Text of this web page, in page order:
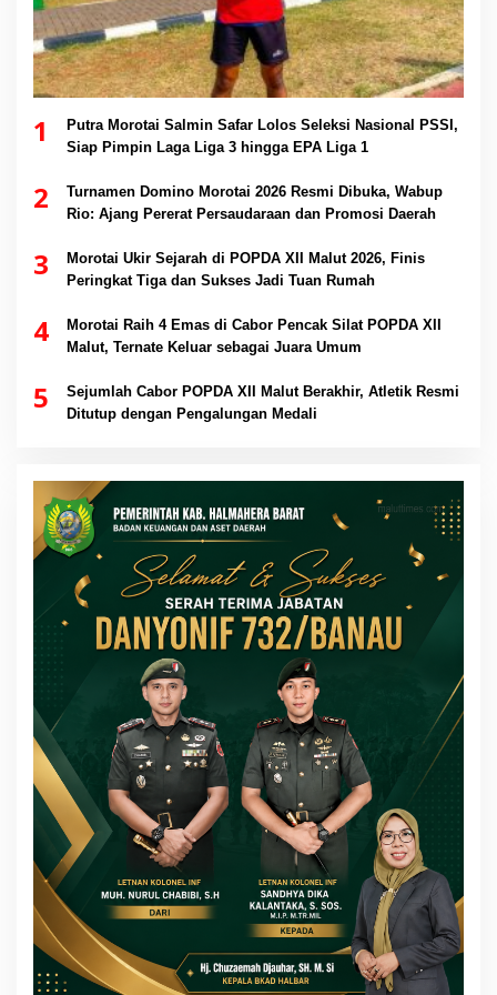
1
Putra Morotai Salmin Safar Lolos Seleksi Nasional PSSI,
Siap Pimpin Laga Liga 3 hingga EPA Liga 1
2
Turnamen Domino Morotai 2026 Resmi Dibuka, Wabup
Rio: Ajang Pererat Persaudaraan dan Promosi Daerah
3
Morotai Ukir Sejarah di POPDA XII Malut 2026, Finis
Peringkat Tiga dan Sukses Jadi Tuan Rumah
4
Morotai Raih 4 Emas di Cabor Pencak Silat POPDA XII
Malut, Ternate Keluar sebagai Juara Umum
5
Sejumlah Cabor POPDA XII Malut Berakhir, Atletik Resmi
Ditutup dengan Pengalungan Medali